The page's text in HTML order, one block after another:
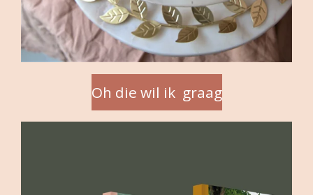
Oh die wil ik graag